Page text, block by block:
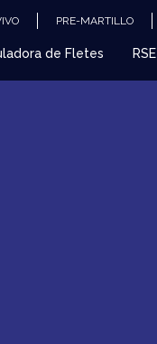
PRE-MARTILLO
de Fletes RSE